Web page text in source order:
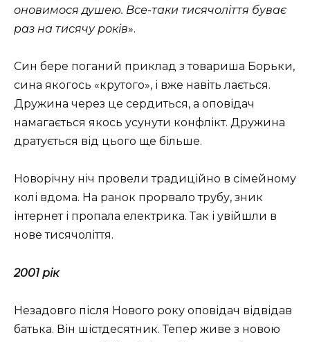
оновимося душею. Все-таки тисячоліття буває
раз на тисячу років».
Син бере поганий приклад з товариша Борьки,
сина якогось «крутого», і вже навіть лається.
Дружина через це сердиться, а оповідач
намагається якось усунути конфлікт. Дружина
дратується від цього ще більше.
Новорічну ніч провели традиційно в сімейному
колі вдома. На ранок прорвало трубу, зник
інтернет і пропала електрика. Так і увійшли в
нове тисячоліття.
2001 рік
Незадовго після Нового року оповідач відвідав
батька. Він шістдесятник. Тепер живе з новою